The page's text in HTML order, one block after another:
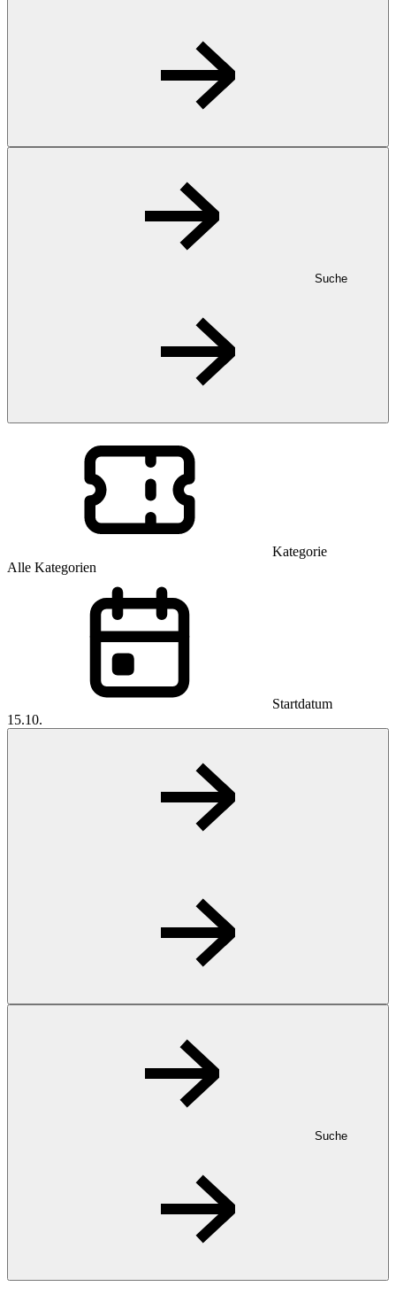
Suche
Kategorie
Alle Kategorien
Startdatum
15.10.
Suche